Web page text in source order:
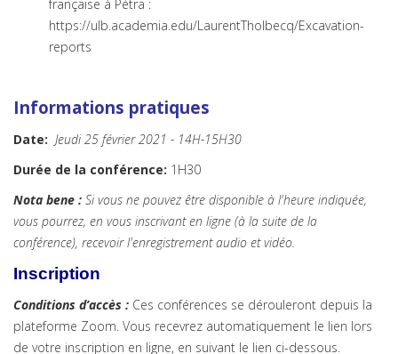
française à Pétra :
https://ulb.academia.edu/LaurentTholbecq/Excavation-
reports
Informations pratiques
Date: Jeudi 25 février 2021 - 14H-15H30
Durée de la conférence: 1H30
Nota bene : Si vous ne pouvez être disponible à l'heure indiquée,
vous pourrez, en vous inscrivant en ligne (à la suite de la
conférence), recevoir l'enregistrement audio et vidéo.
Inscription
Conditions d’accès : Ces conférences se dérouleront depuis la
plateforme Zoom. Vous recevrez automatiquement le lien lors
de votre inscription en ligne, en suivant le lien ci-dessous.